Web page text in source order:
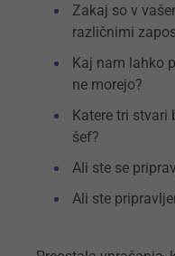
Zakaj so v
različnimi
Kaj nam lahko
ne morejo?
Katere tri stvari
šef?
Ali ste se
Ali ste